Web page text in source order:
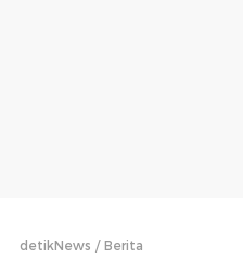
detikNews Berita